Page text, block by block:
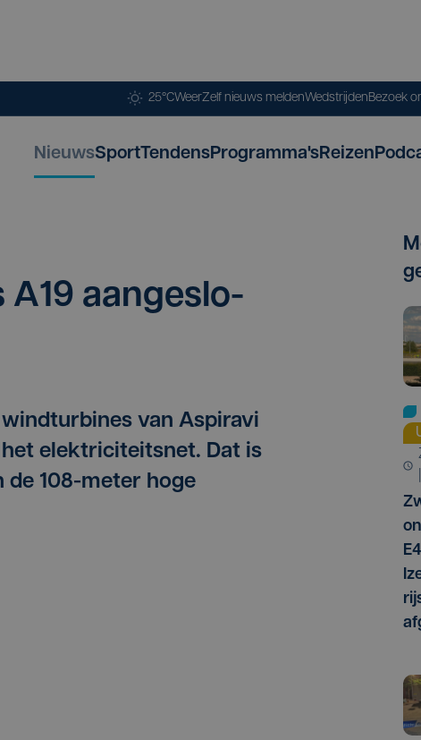
25°CWeerZelf nieuws meldenWedstrijdenBezoek
NieuwsSportTendensProgramma'sReizen
A19 aan­ge­slo­
van Aspiravi
elektriciteitsnet. Dat is
de 108-meter hoge
za